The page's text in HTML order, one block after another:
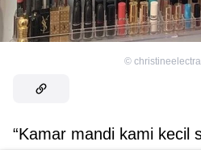
©
“Kamar mandi kami kecil